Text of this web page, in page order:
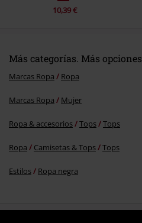
10,39 €
Más categorías. Más opciones
Marcas Ropa Ropa
Marcas Ropa Mujer
Ropa & accesorios Tops Tops
Ropa Camisetas & Tops Tops
Estilos Ropa negra